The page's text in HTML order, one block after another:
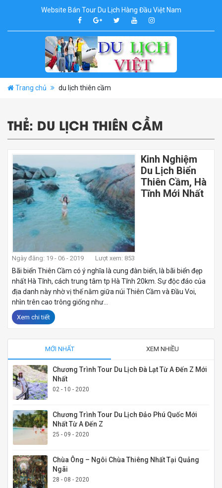
Website Bán Tour Du Lịch Hàng Đầu Việt Nam
Trang chủ du lịch thiên cầm
THẺ: DU LỊCH THIÊN CẦM
Kinh Nghiệm
Du Lịch Biển
Thiên Cầm, Hà
Tĩnh Mới Nhất
Ngày đăng: 19 - 06 - 2019 Lượt xem: 853
Bãi biển Thiên Cầm có ý nghĩa là cung đàn biển, là bãi biển đẹp
nhất Hà Tĩnh, cách trung tâm tp Hà Tĩnh 20km. Sự độc đáo của
địa danh này nhờ vị thế nằm giữa núi Thiên Cầm và Đầu Voi,
nhìn trên cao trông giống như...
Xem chi tiết
MỚI NHẤT XEM NHIỀU
Chương Trình Tour Du Lịch Đà Lạt Từ A Đến Z Mới
Nhất
02 - 10 - 2020
Chương Trình Tour Du Lịch Đảo Phú Quốc Mới
Nhất Từ A Đến Z
25 - 09 - 2020
Chùa Ông – Ngôi Chùa Thiêng Nhất Tại Quảng
Ngãi
28 - 08 - 2020